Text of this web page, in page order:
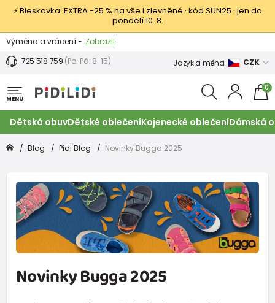
⚡ Bleskovka: EXTRA −25 % na vše i zlevněné · kód SUN25 · jen do
pondělí 10. 8.
Výměna a vrácení - Zobrazit
Sleva 100 Kč na první nákup -
725 518 759 (Po-Pá: 8-15) Jazyk a měna CZK
MENU
0
Dětská obuvDětské oblečeníKojenecké oblečeníDámská
Blog Pidi Blog Novinky Bugga 2025
Novinky Bugga 2025